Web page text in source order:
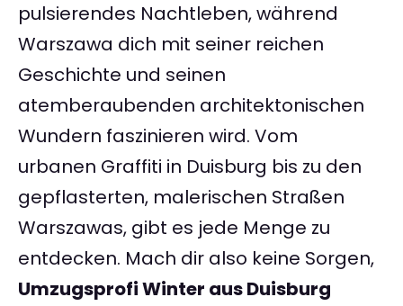
pulsierendes Nachtleben, während
Warszawa dich mit seiner reichen
Geschichte und seinen
atemberaubenden architektonischen
Wundern faszinieren wird. Vom
urbanen Graffiti in Duisburg bis zu den
gepflasterten, malerischen Straßen
Warszawas, gibt es jede Menge zu
entdecken. Mach dir also keine Sorgen,
Umzugsprofi Winter aus Duisburg